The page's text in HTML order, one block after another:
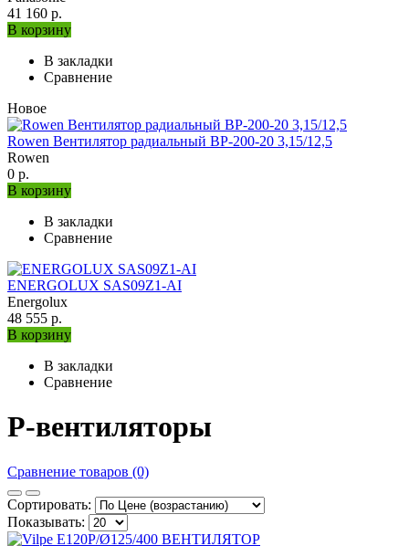
41 160 р.
В корзину
В закладки
Сравнение
Новое
Rowen Вентилятор радиальный ВР-200-20 3,15/12,5
Rowen
0 р.
В корзину
В закладки
Сравнение
ENERGOLUX SAS09Z1-AI
Energolux
48 555 р.
В корзину
В закладки
Сравнение
P-вентиляторы
Сравнение товаров (0)
Сортировать:
Показывать: